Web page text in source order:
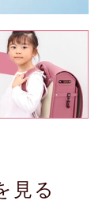
見る